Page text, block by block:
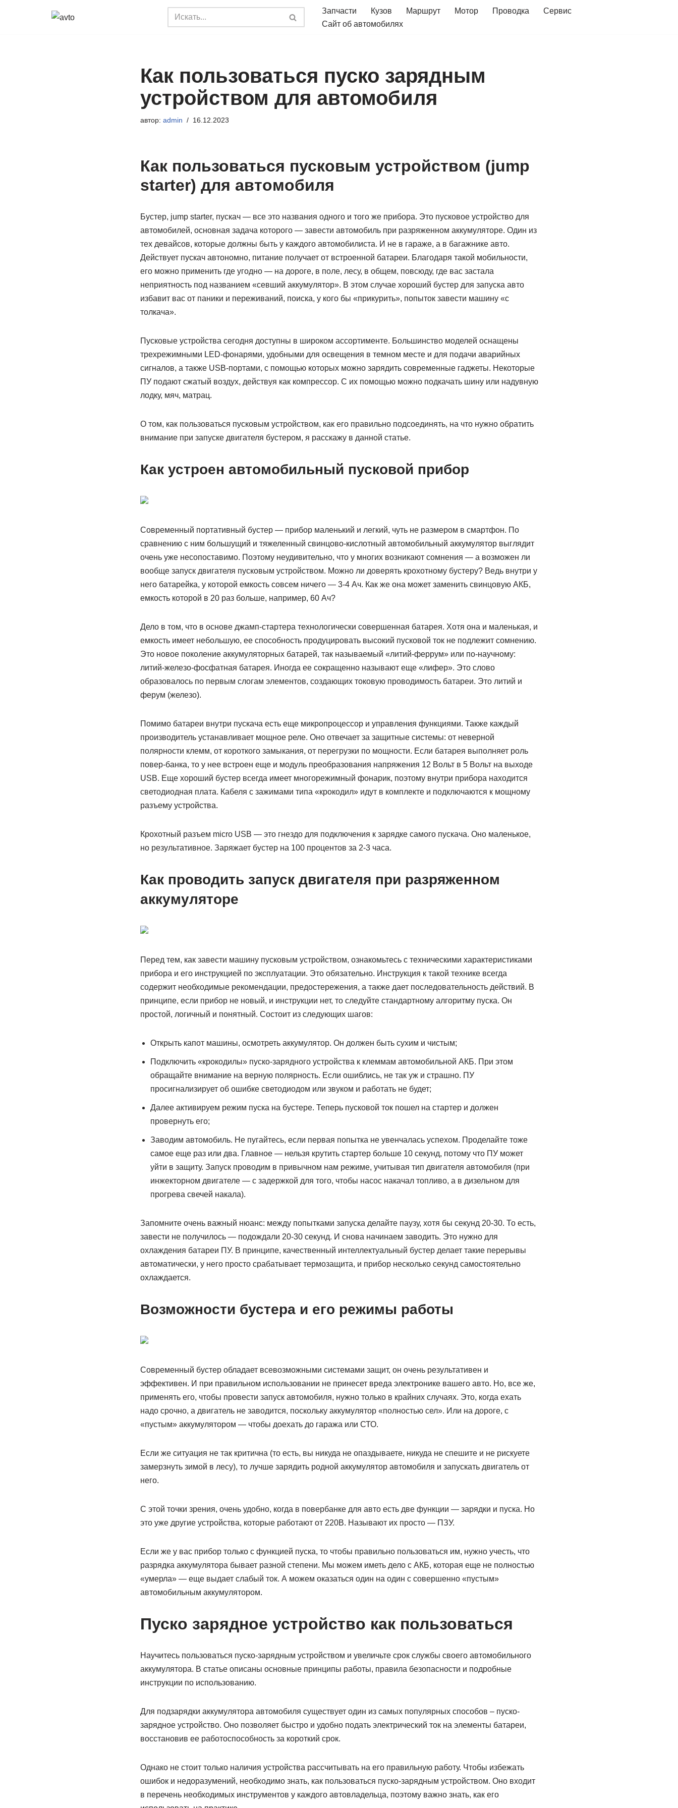
Запчасти Кузов Маршрут Мотор Проводка
Сервис
Сайт об автомобилях
Как пользоваться пуско зарядным
устройством для автомобиля
автор: admin 16.12.2023
Как пользоваться пусковым устройством (jump
starter) для автомобиля
Бустер, jump starter, пускач — все это названия одного и того же прибора. Это пусковое устройство для
автомобилей, основная задача которого — завести автомобиль при разряженном аккумуляторе. Один из
тех девайсов, которые должны быть у каждого автомобилиста. И не в гараже, а в багажнике авто.
Действует пускач автономно, питание получает от встроенной батареи. Благодаря такой мобильности,
его можно применить где угодно — на дороге, в поле, лесу, в общем, повсюду, где вас застала
неприятность под названием «севший аккумулятор». В этом случае хороший бустер для запуска авто
избавит вас от паники и переживаний, поиска, у кого бы «прикурить», попыток завести машину «с
толкача».
Пусковые устройства сегодня доступны в широком ассортименте. Большинство моделей оснащены
трехрежимными LED-фонарями, удобными для освещения в темном месте и для подачи аварийных
сигналов, а также USB-портами, с помощью которых можно зарядить современные гаджеты. Некоторые
ПУ подают сжатый воздух, действуя как компрессор. С их помощью можно подкачать шину или надувную
лодку, мяч, матрац.
О том, как пользоваться пусковым устройством, как его правильно подсоединять, на что нужно обратить
внимание при запуске двигателя бустером, я расскажу в данной статье.
Как устроен автомобильный пусковой прибор
Современный портативный бустер — прибор маленький и легкий, чуть не размером в смартфон. По
сравнению с ним большущий и тяжеленный свинцово-кислотный автомобильный аккумулятор выглядит
очень уже несопоставимо. Поэтому неудивительно, что у многих возникают сомнения — а возможен ли
вообще запуск двигателя пусковым устройством. Можно ли доверять крохотному бустеру? Ведь внутри у
него батарейка, у которой емкость совсем ничего — 3-4 Ач. Как же она может заменить свинцовую АКБ,
емкость которой в 20 раз больше, например, 60 Ач?
Дело в том, что в основе джамп-стартера технологически совершенная батарея. Хотя она и маленькая, и
емкость имеет небольшую, ее способность продуцировать высокий пусковой ток не подлежит сомнению.
Это новое поколение аккумуляторных батарей, так называемый «литий-феррум» или по-научному:
литий-железо-фосфатная батарея. Иногда ее сокращенно называют еще «лифер». Это слово
образовалось по первым слогам элементов, создающих токовую проводимость батареи. Это литий и
ферум (железо).
Помимо батареи внутри пускача есть еще микропроцессор и управления функциями. Также каждый
производитель устанавливает мощное реле. Оно отвечает за защитные системы: от неверной
полярности клемм, от короткого замыкания, от перегрузки по мощности. Если батарея выполняет роль
повер-банка, то у нее встроен еще и модуль преобразования напряжения 12 Вольт в 5 Вольт на выходе
USB. Еще хороший бустер всегда имеет многорежимный фонарик, поэтому внутри прибора находится
светодиодная плата. Кабеля с зажимами типа «крокодил» идут в комплекте и подключаются к мощному
разъему устройства.
Крохотный разъем micro USB — это гнездо для подключения к зарядке самого пускача. Оно маленькое,
но результативное. Заряжает бустер на 100 процентов за 2-3 часа.
Как проводить запуск двигателя при разряженном
аккумуляторе
Перед тем, как завести машину пусковым устройством, ознакомьтесь с техническими характеристиками
прибора и его инструкцией по эксплуатации. Это обязательно. Инструкция к такой технике всегда
содержит необходимые рекомендации, предостережения, а также дает последовательность действий. В
принципе, если прибор не новый, и инструкции нет, то следуйте стандартному алгоритму пуска. Он
простой, логичный и понятный. Состоит из следующих шагов:
Открыть капот машины, осмотреть аккумулятор. Он должен быть сухим и чистым;
Подключить «крокодилы» пуско-зарядного устройства к клеммам автомобильной АКБ. При этом
обращайте внимание на верную полярность. Если ошиблись, не так уж и страшно. ПУ
просигнализирует об ошибке светодиодом или звуком и работать не будет;
Далее активируем режим пуска на бустере. Теперь пусковой ток пошел на стартер и должен
провернуть его;
Заводим автомобиль. Не пугайтесь, если первая попытка не увенчалась успехом. Проделайте тоже
самое еще раз или два. Главное — нельзя крутить стартер больше 10 секунд, потому что ПУ может
уйти в защиту. Запуск проводим в привычном нам режиме, учитывая тип двигателя автомобиля (при
инжекторном двигателе — с задержкой для того, чтобы насос накачал топливо, а в дизельном для
прогрева свечей накала).
Запомните очень важный нюанс: между попытками запуска делайте паузу, хотя бы секунд 20-30. То есть,
завести не получилось — подождали 20-30 секунд. И снова начинаем заводить. Это нужно для
охлаждения батареи ПУ. В принципе, качественный интеллектуальный бустер делает такие перерывы
автоматически, у него просто срабатывает термозащита, и прибор несколько секунд самостоятельно
охлаждается.
Возможности бустера и его режимы работы
Современный бустер обладает всевозможными системами защит, он очень результативен и
эффективен. И при правильном использовании не принесет вреда электронике вашего авто. Но, все же,
применять его, чтобы провести запуск автомобиля, нужно только в крайних случаях. Это, когда ехать
надо срочно, а двигатель не заводится, поскольку аккумулятор «полностью сел». Или на дороге, с
«пустым» аккумулятором — чтобы доехать до гаража или СТО.
Если же ситуация не так критична (то есть, вы никуда не опаздываете, никуда не спешите и не рискуете
замерзнуть зимой в лесу), то лучше зарядить родной аккумулятор автомобиля и запускать двигатель от
него.
С этой точки зрения, очень удобно, когда в повербанке для авто есть две функции — зарядки и пуска. Но
это уже другие устройства, которые работают от 220В. Называют их просто — ПЗУ.
Если же у вас прибор только с функцией пуска, то чтобы правильно пользоваться им, нужно учесть, что
разрядка аккумулятора бывает разной степени. Мы можем иметь дело с АКБ, которая еще не полностью
«умерла» — еще выдает слабый ток. А можем оказаться один на один с совершенно «пустым»
автомобильным аккумулятором.
Пуско зарядное устройство как пользоваться
Научитесь пользоваться пуско-зарядным устройством и увеличьте срок службы своего автомобильного
аккумулятора. В статье описаны основные принципы работы, правила безопасности и подробные
инструкции по использованию.
Для подзарядки аккумулятора автомобиля существует один из самых популярных способов – пуско-
зарядное устройство. Оно позволяет быстро и удобно подать электрический ток на элементы батареи,
восстановив ее работоспособность за короткий срок.
Однако не стоит только наличия устройства рассчитывать на его правильную работу. Чтобы избежать
ошибок и недоразумений, необходимо знать, как пользоваться пуско-зарядным устройством. Оно входит
в перечень необходимых инструментов у каждого автовладельца, поэтому важно знать, как его